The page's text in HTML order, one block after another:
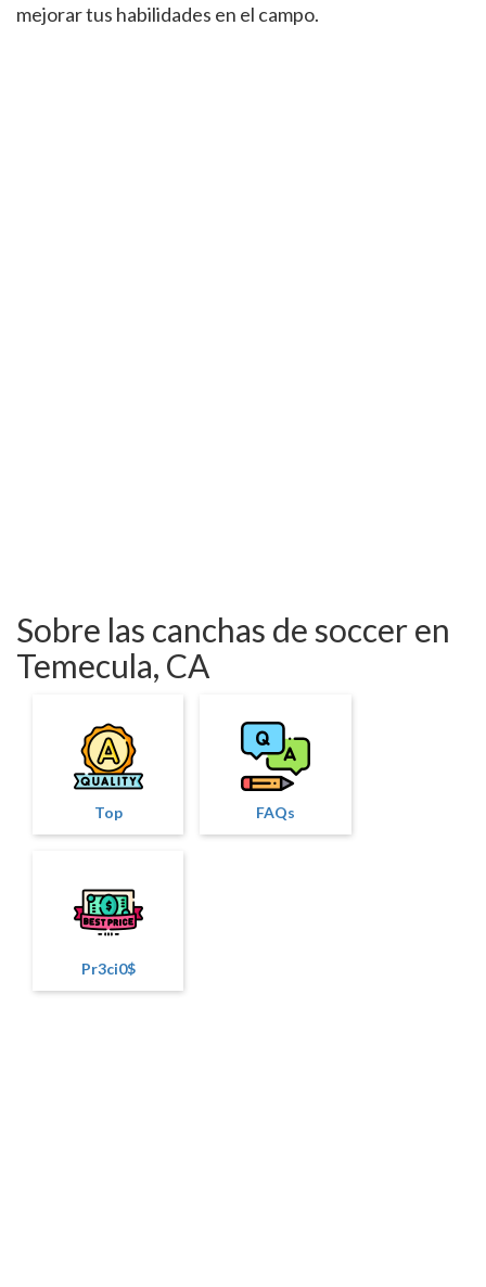
mejorar tus habilidades en el campo.
Sobre las canchas de soccer en
Temecula, CA
Top FAQs
Pr3ci0$